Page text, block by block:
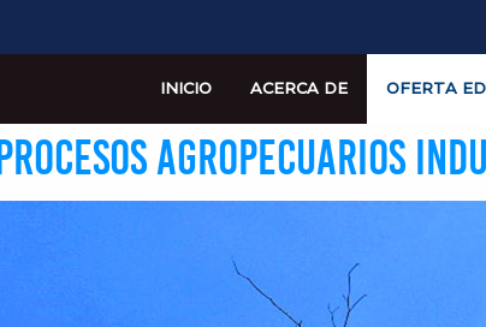
INICIO ACERCA DE OFERTA
AGROPECUARIOS